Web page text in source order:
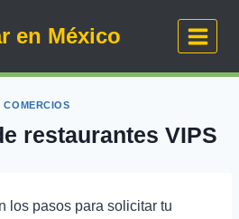
en México
COMERCIOS
restaurantes VIPS
los pasos para solicitar tu